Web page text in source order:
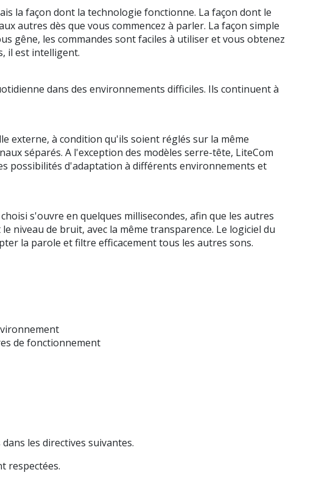
la façon dont la technologie fonctionne. La façon dont le
autres dès que vous commencez à parler. La façon simple
gêne, les commandes sont faciles à utiliser et vous obtenez
il est intelligent.
dans des environnements difficiles. Ils continuent à
externe, à condition qu'ils soient réglés sur la même
séparés. A l'exception des modèles serre-tête, LiteCom
possibilités d'adaptation à différents environnements et
s'ouvre en quelques millisecondes, afin que les autres
niveau de bruit, avec la même transparence. Le logiciel du
la parole et filtre efficacement tous les autres sons.
de fonctionnement
les directives suivantes.
respectées.